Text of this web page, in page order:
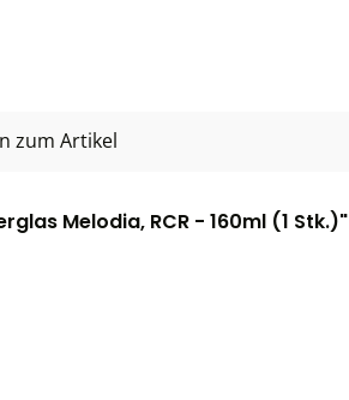
zum Artikel
Melodia, RCR - 160ml (1 Stk.)"